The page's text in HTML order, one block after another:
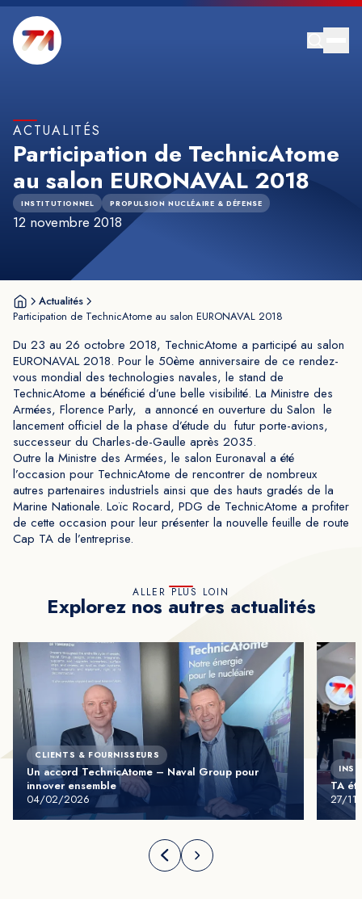
ACTUALITÉS
Participation de TechnicAtome
au salon EURONAVAL 2018
INSTITUTIONNEL PROPULSION NUCLÉAIRE & DÉFENSE
12 novembre 2018
Actualités
Participation de TechnicAtome au salon EURONAVAL 2018
Du 23 au 26 octobre 2018, TechnicAtome a participé au salon
EURONAVAL 2018. Pour le 50ème anniversaire de ce rendez-
vous mondial des technologies navales, le stand de
TechnicAtome a bénéficié d’une belle visibilité. La Ministre des
Armées, Florence Parly, a annoncé en ouverture du Salon le
lancement officiel de la phase d’étude du futur porte-avions,
successeur du Charles-de-Gaulle après 2035.
Outre la Ministre des Armées, le salon Euronaval a été
l’occasion pour TechnicAtome de rencontrer de nombreux
autres partenaires industriels ainsi que des hauts gradés de la
Marine Nationale. Loïc Rocard, PDG de TechnicAtome a profiter
de cette occasion pour leur présenter la nouvelle feuille de route
Cap TA de l’entreprise.
ALLER PLUS LOIN
Explorez nos autres actualités
CLIENTS & FOURNISSEURS
Un accord TechnicAtome – Naval Group pour
innover ensemble
04/02/2026
TA
27/